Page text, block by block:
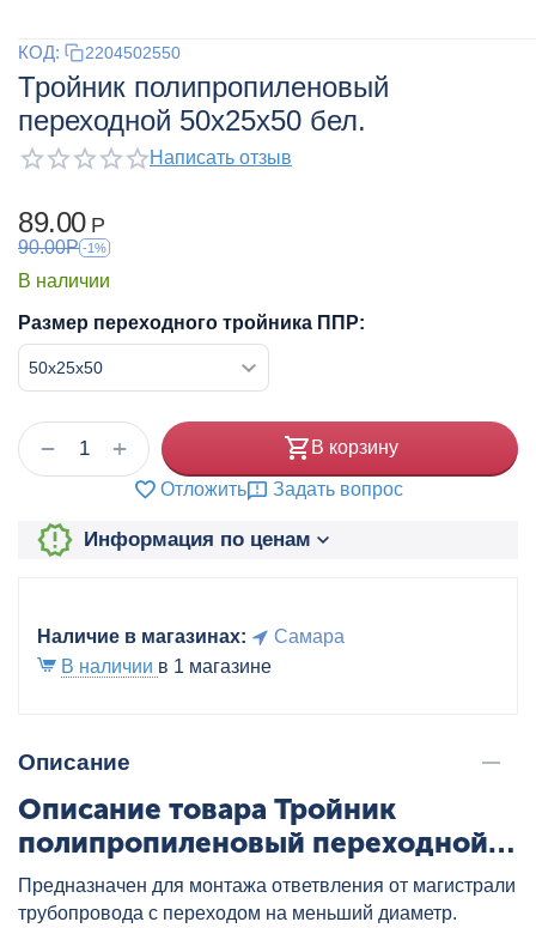
КОД: 2204502550
Тройник полипропиленовый
переходной 50x25x50 бел.
Написать отзыв
89.00 Р
90.00Р -1%
В наличии
Размер переходного тройника ППР:
+
− В корзину
Отложить Задать вопрос
Информация по ценам
Наличие в магазинах:
Самара
В наличии в 1 магазине
Описание
Описание товара Тройник
полипропиленовый переходной
50x25x50 бел., артикул:
2204502550
Предназначен для монтажа ответвления от магистрали
трубопровода с переходом на меньший диаметр.